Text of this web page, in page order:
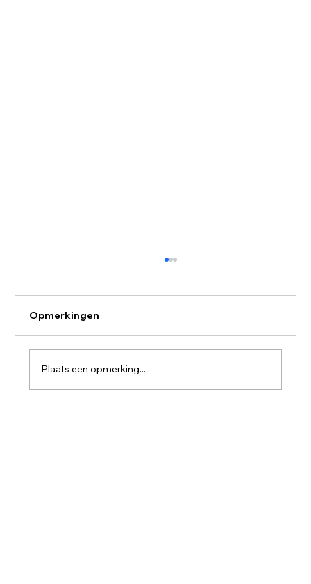
Opmerkingen
Plaats een opmerking...